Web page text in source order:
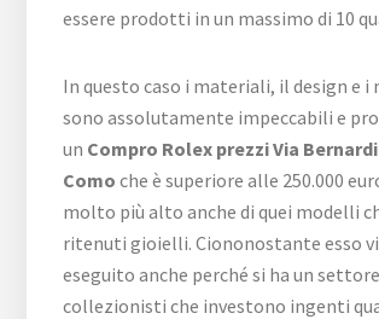
essere prodotti in un massimo di 10
In questo caso i materiali, il design e i
sono assolutamente impeccabili e
un Compro Rolex prezzi Via
Como che è superiore alle 250.000
molto più alto anche di quei modelli
ritenuti gioielli. Ciononostante esso
eseguito anche perché si ha un
collezionisti che investono ingenti